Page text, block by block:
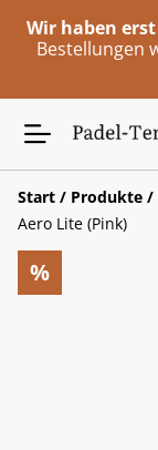
Wir haben
Bestellungen
Start / Produkte /
Aero Lite (Pink)
%